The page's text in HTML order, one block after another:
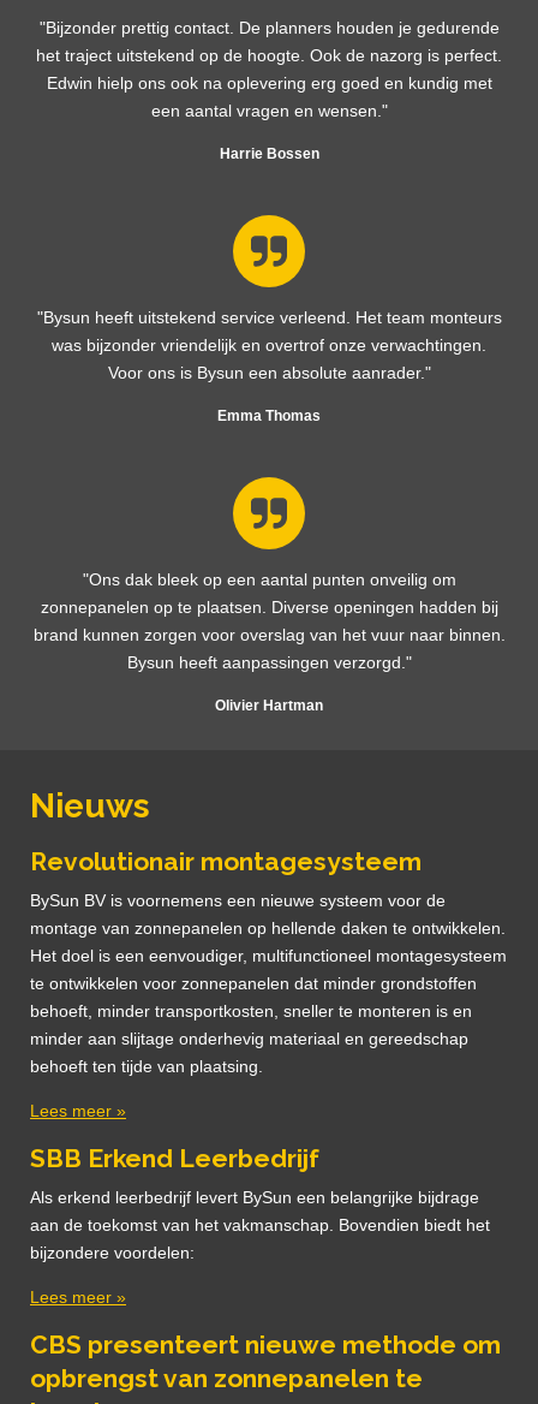
"Bijzonder prettig contact. De planners houden je gedurende
het traject uitstekend op de hoogte. Ook de nazorg is perfect.
Edwin hielp ons ook na oplevering erg goed en kundig met
een aantal vragen en wensen."
Harrie Bossen
"Bysun heeft uitstekend service verleend. Het team monteurs
was bijzonder vriendelijk en overtrof onze verwachtingen.
Voor ons is Bysun een absolute aanrader."
Emma Thomas
"Ons dak bleek op een aantal punten onveilig om
zonnepanelen op te plaatsen. Diverse openingen hadden bij
brand kunnen zorgen voor overslag van het vuur naar binnen.
Bysun heeft aanpassingen verzorgd."
Olivier Hartman
Nieuws
Revolutionair montagesysteem
BySun BV is voornemens een nieuwe systeem voor de
montage van zonnepanelen op hellende daken te ontwikkelen.
Het doel is een eenvoudiger, multifunctioneel montagesysteem
te ontwikkelen voor zonnepanelen dat minder grondstoffen
behoeft, minder transportkosten, sneller te monteren is en
minder aan slijtage onderhevig materiaal en gereedschap
behoeft ten tijde van plaatsing.
Lees meer »
SBB Erkend Leerbedrijf
Als erkend leerbedrijf levert BySun een belangrijke bijdrage
aan de toekomst van het vakmanschap. Bovendien biedt het
bijzondere voordelen:
Lees meer »
CBS presenteert nieuwe methode om
opbrengst van zonnepanelen te